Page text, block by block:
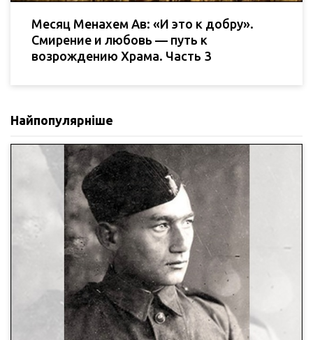
Месяц Менахем Ав: «И это к добру».
Смирение и любовь — путь к
возрождению Храма. Часть 3
Найпопулярніше